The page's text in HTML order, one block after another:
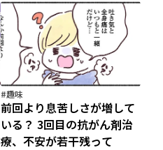
#趣味
前回より息苦しさが増して
いる？ 3回目の抗がん剤治
療、不安が若干残って